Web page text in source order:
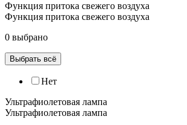
Функция притока свежего воздуха
Функция притока свежего воздуха
0 выбрано
Выбрать всё
Нет
Ультрафиолетовая лампа
Ультрафиолетовая лампа